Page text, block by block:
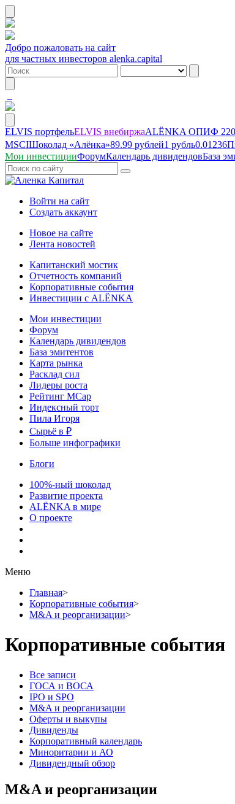
Добро пожаловать на сайт
для частных инвесторов alenka.capital
ELVIS портфельELVIS внебиржаALЁNKA ОПИФ
MSCIШоколад «Алёнка»89.99 рублей1 рубль0.01236
Мои инвестицииФорумКалендарь дивидендовБаза
Войти на сайт
Создать аккаунт
Новое на сайте
Лента новостей
Капитанский мостик
Отчетность компаний
Корпоративные события
Инвестиции с ALЁNKA
Мои инвестиции
Форум
Календарь дивидендов
База эмитентов
Карта рынка
Расклад сил
Лидеры роста
Рейтинг MCap
Индексный торт
Пила Игоря
Сырьё в ₽
Больше инфографики
Блоги
100%-ный шоколад
Развитие проекта
ALЁNKA в мире
О проекте
Меню
Главная>
Корпоративные события>
M&A и реорганизации>
Корпоративные события
Все записи
ГОСА и ВОСА
IPO и SPO
M&A и реорганизации
Оферты и выкупы
Дивиденды
Корпоративный календарь
Миноритарии и АО
Дивидендный обзор
M&A и реорганизации